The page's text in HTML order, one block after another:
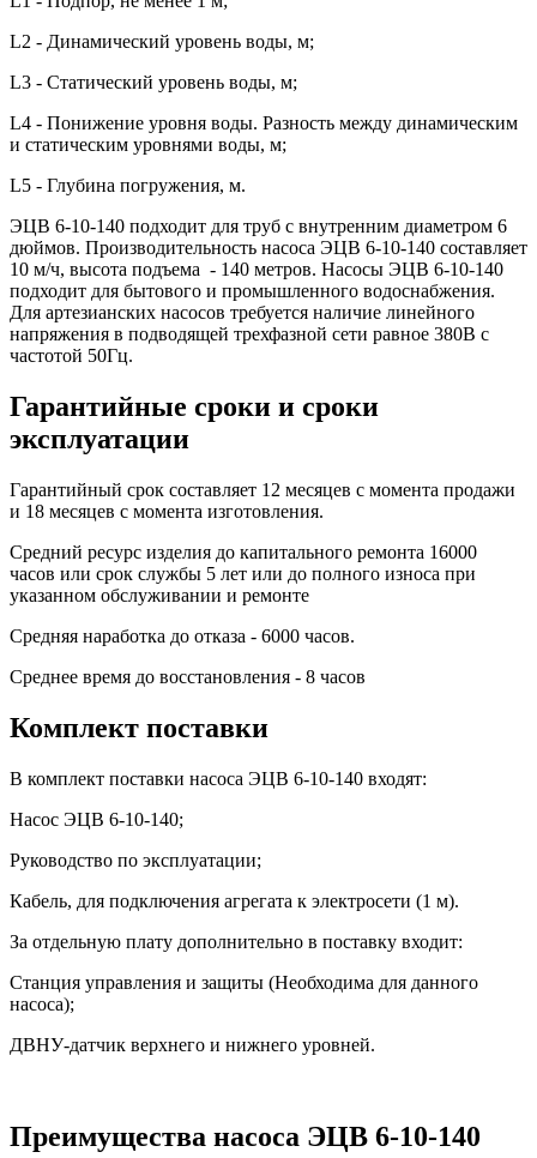
L2 - Динамический уровень воды, м;
L3 - Статический уровень воды, м;
L4 - Понижение уровня воды. Разность между динамическим
и статическим уровнями воды, м;
L5 - Глубина погружения, м.
ЭЦВ 6-10-140 подходит для труб с внутренним диаметром 6
дюймов. Производительность насоса ЭЦВ 6-10-140 составляет
10 м/ч, высота подъема - 140 метров. Насосы ЭЦВ 6-10-140
подходит для бытового и промышленного водоснабжения.
Для артезианских насосов требуется наличие линейного
напряжения в подводящей трехфазной сети равное 380В с
частотой 50Гц.
Гарантийные сроки и сроки
эксплуатации
Гарантийный срок составляет 12 месяцев с момента продажи
и 18 месяцев с момента изготовления.
Средний ресурс изделия до капитального ремонта 16000
часов или срок службы 5 лет или до полного износа при
указанном обслуживании и ремонте
Средняя наработка до отказа - 6000 часов.
Среднее время до восстановления - 8 часов
Комплект поставки
В комплект поставки насоса ЭЦВ 6-10-140 входят:
Насос ЭЦВ 6-10-140;
Руководство по эксплуатации;
Кабель, для подключения агрегата к электросети (1 м).
За отдельную плату дополнительно в поставку входит:
Станция управления и защиты (Необходима для данного
насоса);
ДВНУ-датчик верхнего и нижнего уровней.
Преимущества насоса ЭЦВ 6-10-140